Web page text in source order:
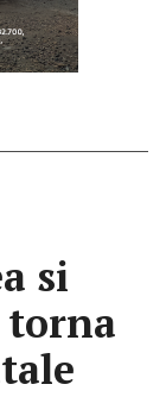
si
torna